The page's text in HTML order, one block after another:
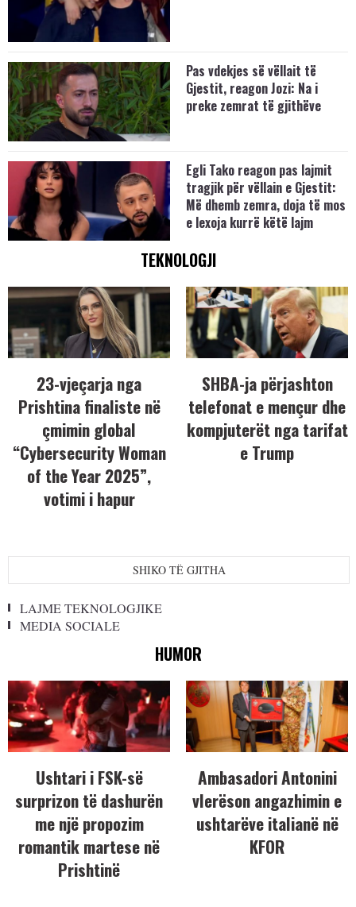
Pas vdekjes së vëllait të
Gjestit, reagon Jozi: Na i
preke zemrat të gjithëve
Egli Tako reagon pas lajmit
tragjik për vëllain e Gjestit:
Më dhemb zemra, doja të mos
e lexoja kurrë këtë lajm
TEKNOLOGJI
23-vjeçarja nga
Prishtina finaliste në
çmimin global
“Cybersecurity Woman
of the Year 2025”,
votimi i hapur
SHBA-ja përjashton
telefonat e mençur dhe
kompjuterët nga tarifat
e Trump
SHIKO TË GJITHA
LAJME TEKNOLOGJIKE
MEDIA SOCIALE
HUMOR
Ushtari i FSK-së
surprizon të dashurën
me një propozim
romantik martese në
Prishtinë
Ambasadori Antonini
vlerëson angazhimin e
ushtarëve italianë në
KFOR